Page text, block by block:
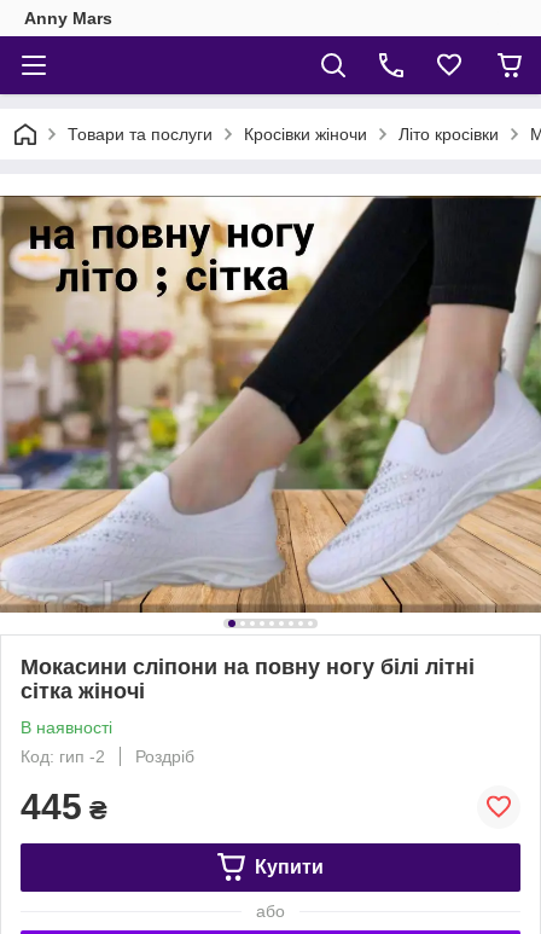
Anny Mars
Товари та послуги Кросівки жіночи Літо кросівки
Мокасини сліпони на повну ногу білі літні
сітка жіночі
В наявності
Код: гип -2
Роздріб
445 ₴
Купити
або